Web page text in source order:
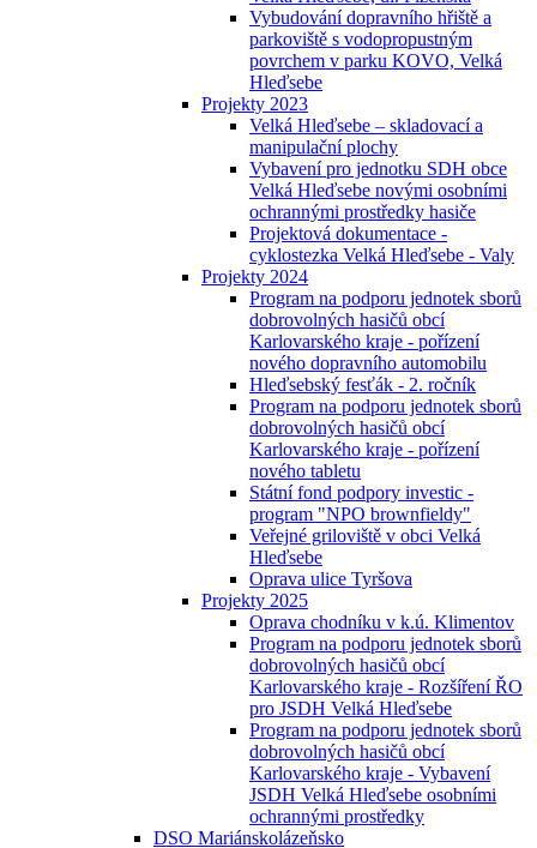
Vybudování dopravního hřiště a
parkoviště s vodopropustným
povrchem v parku KOVO, Velká
Hleďsebe
Projekty 2023
Velká Hleďsebe – skladovací a
manipulační plochy
Vybavení pro jednotku SDH obce
Velká Hleďsebe novými osobními
ochrannými prostředky hasiče
Projektová dokumentace -
cyklostezka Velká Hleďsebe - Valy
Projekty 2024
Program na podporu jednotek sborů
dobrovolných hasičů obcí
Karlovarského kraje - pořízení
nového dopravního automobilu
Hleďsebský fesťák - 2. ročník
Program na podporu jednotek sborů
dobrovolných hasičů obcí
Karlovarského kraje - pořízení
nového tabletu
Státní fond podpory investic -
program "NPO brownfieldy"
Veřejné griloviště v obci Velká
Hleďsebe
Oprava ulice Tyršova
Projekty 2025
Oprava chodníku v k.ú. Klimentov
Program na podporu jednotek sborů
dobrovolných hasičů obcí
Karlovarského kraje - Rozšíření ŘO
pro JSDH Velká Hleďsebe
Program na podporu jednotek sborů
dobrovolných hasičů obcí
Karlovarského kraje - Vybavení
JSDH Velká Hleďsebe osobními
ochrannými prostředky
DSO Mariánskolázeňsko